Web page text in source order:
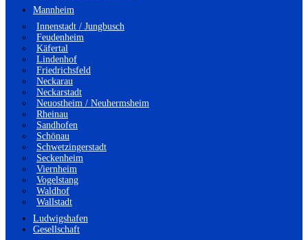
Mannheim
Innenstadt / Jungbusch
Feudenheim
Käfertal
Lindenhof
Friedrichsfeld
Neckarau
Neckarstadt
Neuostheim / Neuhermsheim
Rheinau
Sandhofen
Schönau
Schwetzingerstadt
Seckenheim
Viernheim
Vogelstang
Waldhof
Wallstadt
Ludwigshafen
Gesellschaft